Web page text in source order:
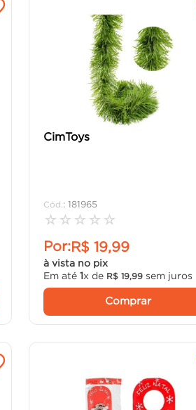
CimToys
: 181965
☆ ☆ ☆ ☆ ☆
Por:R$ 19,99
à vista no pix
Em até 1x de R$ 19, 99sem juros
Comprar